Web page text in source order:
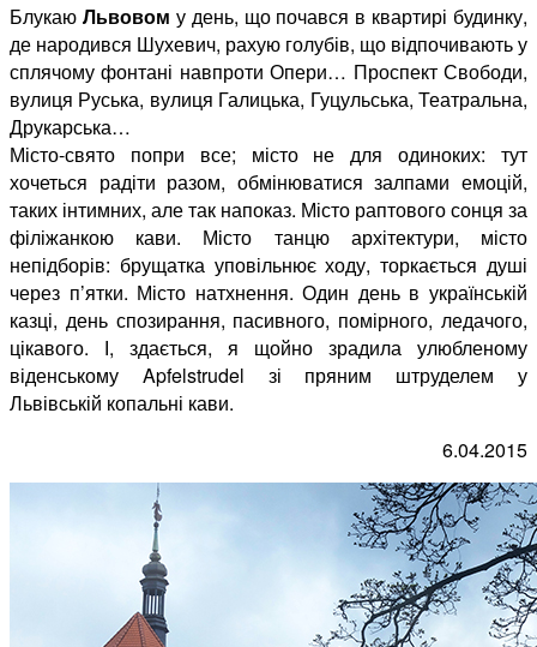
Блукаю Львовом у день, що почався в квартирі будинку,
де народився Шухевич, рахую голубів, що відпочивають у
сплячому фонтані навпроти Опери… Проспект Свободи,
вулиця Руська, вулиця Галицька, Гуцульська, Театральна,
Друкарська…
Місто-свято попри все; місто не для одиноких: тут
хочеться радіти разом, обмінюватися залпами емоцій,
таких інтимних, але так напоказ. Місто раптового сонця за
філіжанкою кави. Місто танцю архітектури, місто
непідборів: брущатка уповільнює ходу, торкається душі
через п’ятки. Місто натхнення. Один день в українській
казці, день спозирання, пасивного, помірного, ледачого,
цікавого. І, здається, я щойно зрадила улюбленому
віденському Apfelstrudel зі пряним штруделем у
Львівській копальні кави.
6.04.2015